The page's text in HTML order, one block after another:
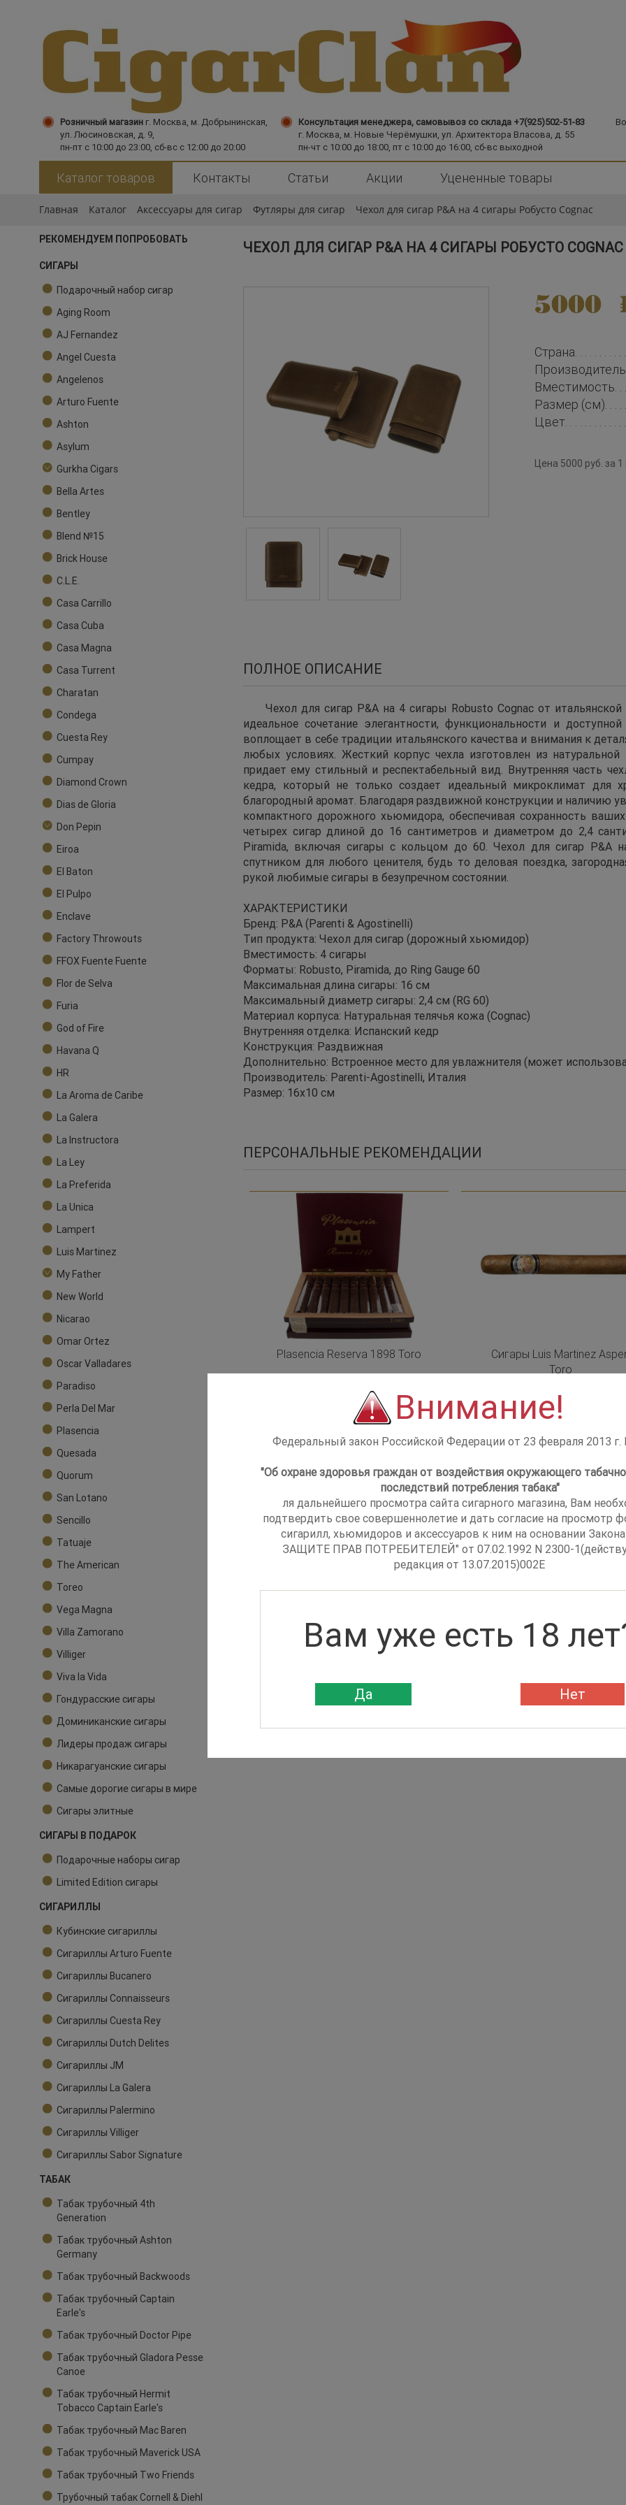
Розничный магазин г. Москва, м. Добрынинская,
ул. Люсиновская, д. 9,
пн-пт с 10:00 до 23:00, сб-вс с 12:00 до 20:00
Консультация менеджера, самовывоз со склада +7(925)502-51-83
г. Москва, м. Новые Черёмушки, ул. Архитектора Власова, д. 55
пн-чт с 10:00 до 18:00, пт с 10:00 до 16:00, сб-вс выходной
Каталог товаров Контакты Статьи Акции Уцененные товары
Главная Каталог Аксессуары для сигар Футляры для сигар Чехол для сигар P&A на 4 сигары Робусто Cognac
РЕКОМЕНДУЕМ ПОПРОБОВАТЬ
СИГАРЫ
Подарочный набор сигар
Aging Room
AJ Fernandez
Angel Cuesta
Angelenos
Arturo Fuente
Ashton
Asylum
Gurkha Cigars
Bella Artes
Bentley
Blend №15
Brick House
C.L.E.
Casa Carrillo
Casa Cuba
Casa Magna
Casa Turrent
Charatan
Condega
Cuesta Rey
Cumpay
Diamond Crown
Dias de Gloria
Don Pepin
Eiroa
El Baton
El Pulpo
Enclave
Factory Throwouts
FFOX Fuente Fuente
Flor de Selva
Furia
God of Fire
Havana Q
HR
La Aroma de Caribe
La Galera
La Instructora
La Ley
La Preferida
La Unica
Lampert
Luis Martinez
My Father
New World
Nicarao
Omar Ortez
Oscar Valladares
Paradiso
Perla Del Mar
Plasencia
Quesada
Quorum
San Lotano
Sencillo
Tatuaje
The American
Toreo
Vega Magna
Villa Zamorano
Villiger
Viva la Vida
Гондурасские сигары
Доминиканские сигары
Лидеры продаж сигары
Никарагуанские сигары
Самые дорогие сигары в мире
Сигары элитные
СИГАРЫ В ПОДАРОК
Подарочные наборы сигар
Limited Edition сигары
СИГАРИЛЛЫ
Кубинские сигариллы
Сигариллы Arturo Fuente
Сигариллы Bucanero
Сигариллы Connaisseurs
Сигариллы Cuesta Rey
Сигариллы Dutch Delites
Сигариллы JM
Сигариллы La Galera
Сигариллы Palermino
Сигариллы Villiger
Сигариллы Sabor Signature
ТАБАК
Табак трубочный 4th
Generation
Табак трубочный Ashton
Germany
Табак трубочный Backwoods
Табак трубочный Captain
Earle's
Табак трубочный Doctor Pipe
Табак трубочный Gladora Pesse
Canoe
Табак трубочный Hermit
Tobacco Captain Earle's
Табак трубочный Mac Baren
Табак трубочный Maverick USA
Табак трубочный Two Friends
Трубочный табак Cornell & Diehl
ЧЕХОЛ ДЛЯ СИГАР P&A НА 4 СИГАРЫ РОБУСТО COGNAC
5000
Страна
Производитель
Вместимость
Размер (см)
Цвет
Цена 5000 руб. за
ПОЛНОЕ ОПИСАНИЕ
Чехол для сигар P&A на 4 сигары Robusto Cognac от
идеальное сочетание элегантности, функциональности и
воплощает в себе традиции итальянского качества и внимания к
любых условиях. Жесткий корпус чехла изготовлен из натуральной
придает ему стильный и респектабельный вид. Внутренняя часть
кедра, который не только создает идеальный микроклимат для
благородный аромат. Благодаря раздвижной конструкции и наличию
компактного дорожного хьюмидора, обеспечивая сохранность
четырех сигар длиной до 16 сантиметров и диаметром до 2,4
Piramida, включая сигары с кольцом до 60. Чехол для сигар P&A
спутником для любого ценителя, будь то деловая поездка,
рукой любимые сигары в безупречном состоянии.
ХАРАКТЕРИСТИКИ
Бренд: P&A (Parenti & Agostinelli)
Тип продукта: Чехол для сигар (дорожный хьюмидор)
Вместимость: 4 сигары
Форматы: Robusto, Piramida, до Ring Gauge 60
Максимальная длина сигары: 16 см
Максимальный диаметр сигары: 2,4 см (RG 60)
Материал корпуса: Натуральная телячья кожа (Cognac)
Внутренняя отделка: Испанский кедр
Конструкция: Раздвижная
Дополнительно: Встроенное место для увлажнителя (может
Производитель: Parenti-Agostinelli, Италия
Размер: 16x10 см
ПЕРСОНАЛЬНЫЕ РЕКОМЕНДАЦИИ
Plasencia Reserva 1898 Toro
Сигары Luis Martinez
Toro
Внимание!
Федеральный закон Российской Федерации от 23 февраля 2013
"Об охране здоровья граждан от воздействия окружающего
последствий потребления табака"
ля дальнейшего просмотра сайта сигарного магазина, Вам
подтвердить свое совершеннолетие и дать согласие на просмотр
сигарилл, хьюмидоров и аксессуаров к ним на основании
ЗАЩИТЕ ПРАВ ПОТРЕБИТЕЛЕЙ" от 07.02.1992 N 2300-
редакция от 13.07.2015)002E
Вам уже есть 18
Да Нет